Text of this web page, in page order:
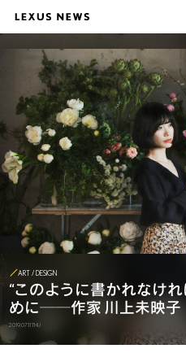
ART / DESIGN
“このように書かれなけ
めに──作家 川上未映子
2019.07.11 THU